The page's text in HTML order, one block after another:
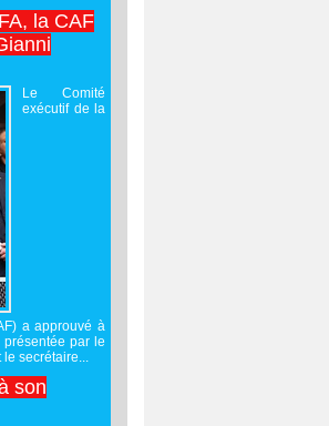
la CAF
Le Comité
exécutif de la
a approuvé à
par le
secrétaire...
son